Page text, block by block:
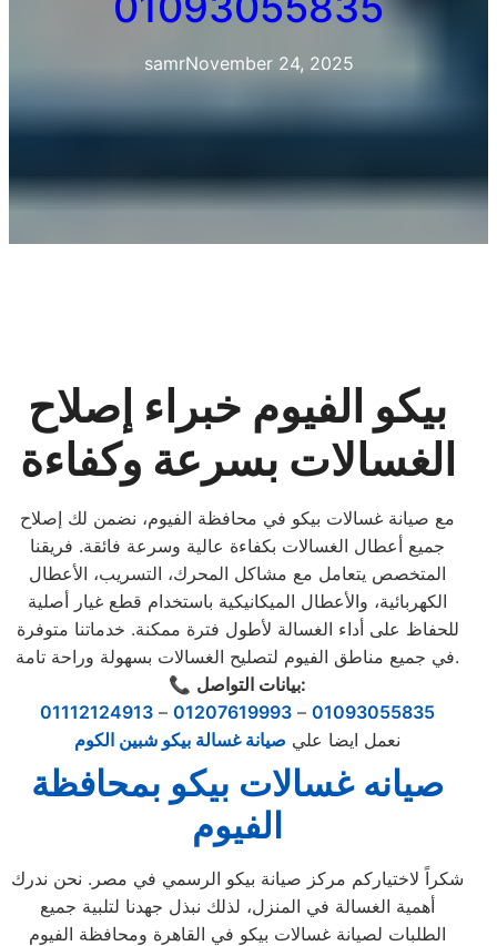
samrNovember 24, 2025
بيكو الفيوم خبراء إصلاح
الغسالات بسرعة وكفاءة
مع صيانة غسالات بيكو في محافظة الفيوم، نضمن لك إصلاح
جميع أعطال الغسالات بكفاءة عالية وسرعة فائقة. فريقنا
المتخصص يتعامل مع مشاكل المحرك، التسريب، الأعطال
الكهربائية، والأعطال الميكانيكية باستخدام قطع غيار أصلية
للحفاظ على أداء الغسالة لأطول فترة ممكنة. خدماتنا متوفرة
في جميع مناطق الفيوم لتصليح الغسالات بسهولة وراحة تامة.
📞
بيانات التواصل:
01112124913 – 01207619993 – 01093055835
نعمل ايضا علي صيانة غسالة بيكو شبين الكوم
صيانه غسالات بيكو بمحافظة
الفيوم
شكراً لاختياركم مركز صيانة بيكو الرسمي في مصر. نحن ندرك
أهمية الغسالة في المنزل، لذلك نبذل جهدنا لتلبية جميع
الطلبات لصيانة غسالات بيكو في القاهرة ومحافظة الفيوم